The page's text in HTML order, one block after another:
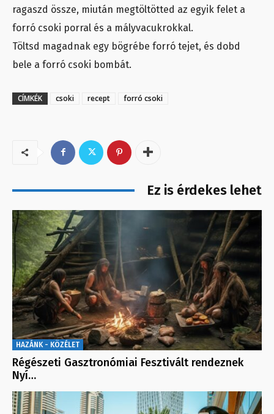
ragaszd össze, miután megtöltötted az egyik felet a
forró csoki porral és a mályvacukrokkal.
Töltsd magadnak egy bögrébe forró tejet, és dobd
bele a forró csoki bombát.
CÍMKÉK csoki recept forró csoki
Ez is érdekes lehet
HAZÁNK - KÖZÉLET
Régészeti Gasztronómiai Fesztivált rendeznek
Nyí…